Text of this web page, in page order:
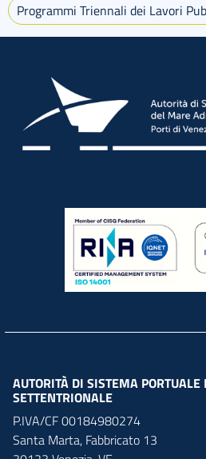
Programmi Triennali dei Lavori
AUTORITÀ DI SISTEMA
SETTENTRIONALE
P.IVA/CF 00184980274
Santa Marta, Fabbricato 13